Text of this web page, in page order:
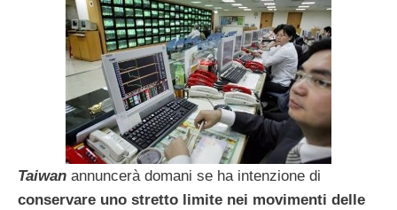
Taiwan annuncerà domani se ha intenzione di
conservare uno stretto limite nei movimenti delle